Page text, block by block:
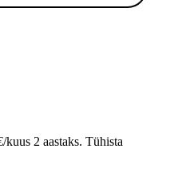
2 aastaks. Tühista